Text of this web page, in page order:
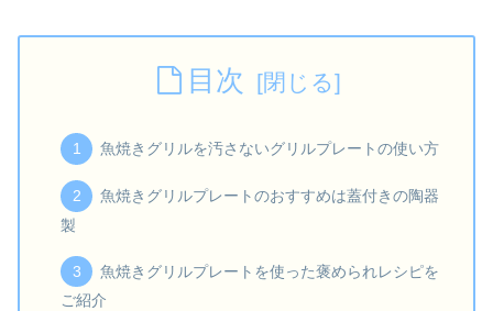
目次
魚焼きグリルを汚さないグリルプレートの使い方
魚焼きグリルプレートのおすすめは蓋付きの陶器
製
魚焼きグリルプレートを使った褒められレシピを
ご紹介